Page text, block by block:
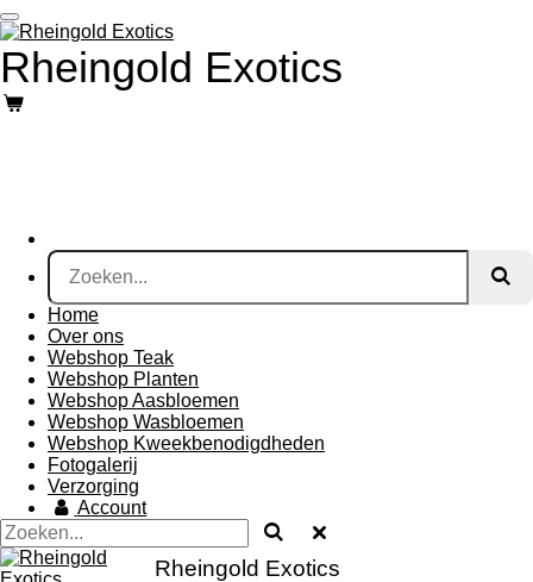
Ga
direct
naar
de
hoofdinhoud
Rheingold Exotics
Home
Over ons
Webshop Teak
Webshop Planten
Webshop Aasbloemen
Webshop Wasbloemen
Webshop Kweekbenodigdheden
Fotogalerij
Verzorging
Account
Rheingold Exotics